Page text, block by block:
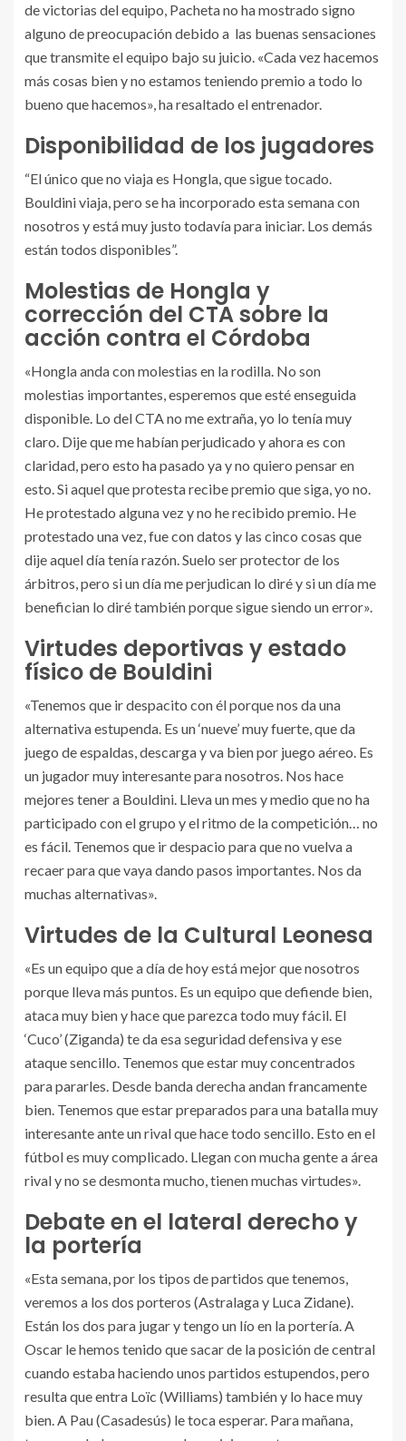
de victorias del equipo, Pacheta no ha mostrado signo
alguno de preocupación debido a las buenas sensaciones
que transmite el equipo bajo su juicio. «Cada vez hacemos
más cosas bien y no estamos teniendo premio a todo lo
bueno que hacemos», ha resaltado el entrenador.
Disponibilidad de los jugadores
“El único que no viaja es Hongla, que sigue tocado.
Bouldini viaja, pero se ha incorporado esta semana con
nosotros y está muy justo todavía para iniciar. Los demás
están todos disponibles”.
Molestias de Hongla y
corrección del CTA sobre la
acción contra el Córdoba
«Hongla anda con molestias en la rodilla. No son
molestias importantes, esperemos que esté enseguida
disponible. Lo del CTA no me extraña, yo lo tenía muy
claro. Dije que me habían perjudicado y ahora es con
claridad, pero esto ha pasado ya y no quiero pensar en
esto. Si aquel que protesta recibe premio que siga, yo no.
He protestado alguna vez y no he recibido premio. He
protestado una vez, fue con datos y las cinco cosas que
dije aquel día tenía razón. Suelo ser protector de los
árbitros, pero si un día me perjudican lo diré y si un día me
benefician lo diré también porque sigue siendo un error».
Virtudes deportivas y estado
físico de Bouldini
«Tenemos que ir despacito con él porque nos da una
alternativa estupenda. Es un ‘nueve’ muy fuerte, que da
juego de espaldas, descarga y va bien por juego aéreo. Es
un jugador muy interesante para nosotros. Nos hace
mejores tener a Bouldini. Lleva un mes y medio que no ha
participado con el grupo y el ritmo de la competición… no
es fácil. Tenemos que ir despacio para que no vuelva a
recaer para que vaya dando pasos importantes. Nos da
muchas alternativas».
Virtudes de la Cultural Leonesa
«Es un equipo que a día de hoy está mejor que nosotros
porque lleva más puntos. Es un equipo que defiende bien,
ataca muy bien y hace que parezca todo muy fácil. El
‘Cuco’ (Ziganda) te da esa seguridad defensiva y ese
ataque sencillo. Tenemos que estar muy concentrados
para pararles. Desde banda derecha andan francamente
bien. Tenemos que estar preparados para una batalla muy
interesante ante un rival que hace todo sencillo. Esto en el
fútbol es muy complicado. Llegan con mucha gente a área
rival y no se desmonta mucho, tienen muchas virtudes».
Debate en el lateral derecho y
la portería
«Esta semana, por los tipos de partidos que tenemos,
veremos a los dos porteros (Astralaga y Luca Zidane).
Están los dos para jugar y tengo un lío en la portería. A
Oscar le hemos tenido que sacar de la posición de central
cuando estaba haciendo unos partidos estupendos, pero
resulta que entra Loïc (Williams) también y lo hace muy
bien. A Pau (Casadesús) le toca esperar. Para mañana,